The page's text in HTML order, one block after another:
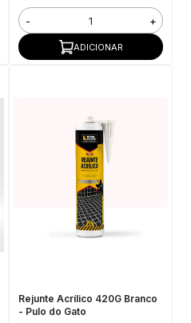
- +
ADICIONAR
Rejunte Acrílico 420G Branco
- Pulo do Gato